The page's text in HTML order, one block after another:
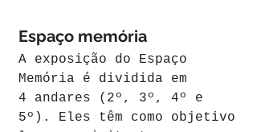
Espaço memória
A exposição do Espaço
Memória é dividida em
4 andares (2º, 3º, 4º e
5º). Eles têm como objetivo